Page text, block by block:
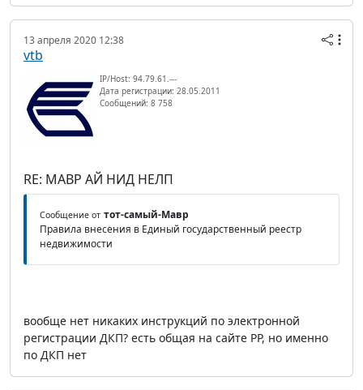
13 апреля 2020 12:38
vtb
IP/Host: 94.79.61.---
Дата регистрации: 28.05.2011
Сообщений: 8 758
RE: МАВР АЙ НИД НЕЛП
Сообщение от тот-самый-Мавр
Правила внесения в Единый государственный реестр
недвижимости
вообще нет никаких инструкций по электронной
регистрации ДКП? есть общая на сайте РР, но именно
по ДКП нет